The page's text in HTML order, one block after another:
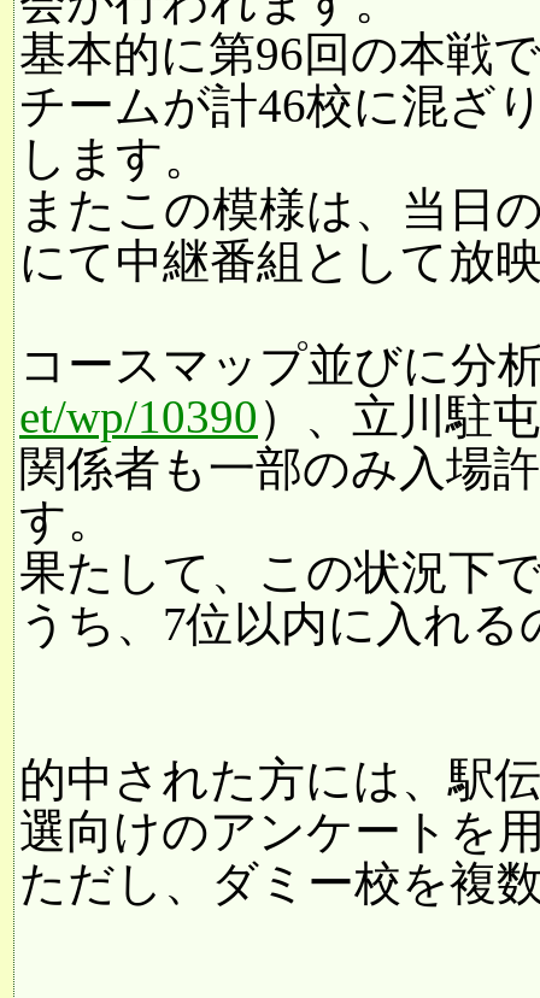
基本的に第96回の本戦
チームが計46校に混ざ
します。
またこの模様は、当日
にて中継番組として放
コースマップ並びに分
et/wp/10390）、立川駐
関係者も一部のみ入場
す。
果たして、この状況下
うち、7位以内に入れ
的中された方には、駅
選向けのアンケートを
ただし、ダミー校を複